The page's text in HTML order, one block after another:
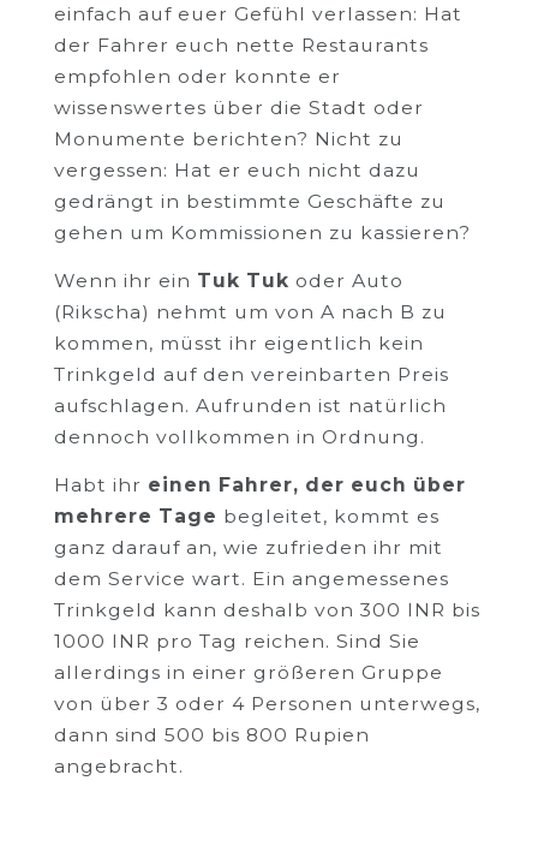
einfach auf euer Gefühl verlassen: Hat
der Fahrer euch nette Restaurants
empfohlen oder konnte er
wissenswertes über die Stadt oder
Monumente berichten? Nicht zu
vergessen: Hat er euch nicht dazu
gedrängt in bestimmte Geschäfte zu
gehen um Kommissionen zu kassieren?
Wenn ihr ein Tuk Tuk oder Auto
(Rikscha) nehmt um von A nach B zu
kommen, müsst ihr eigentlich kein
Trinkgeld auf den vereinbarten Preis
aufschlagen. Aufrunden ist natürlich
dennoch vollkommen in Ordnung.
Habt ihr einen Fahrer, der euch über
mehrere Tage begleitet, kommt es
ganz darauf an, wie zufrieden ihr mit
dem Service wart. Ein angemessenes
Trinkgeld kann deshalb von 300 INR bis
1000 INR pro Tag reichen. Sind Sie
allerdings in einer größeren Gruppe
von über 3 oder 4 Personen unterwegs,
dann sind 500 bis 800 Rupien
angebracht.